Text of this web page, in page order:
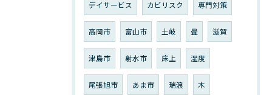
デイサービス カビリスク 専門対策
高岡市 富山市 土岐 畳 滋賀
津島市 射水市 床上 湿度
尾張旭市 あま市 瑞浪 木